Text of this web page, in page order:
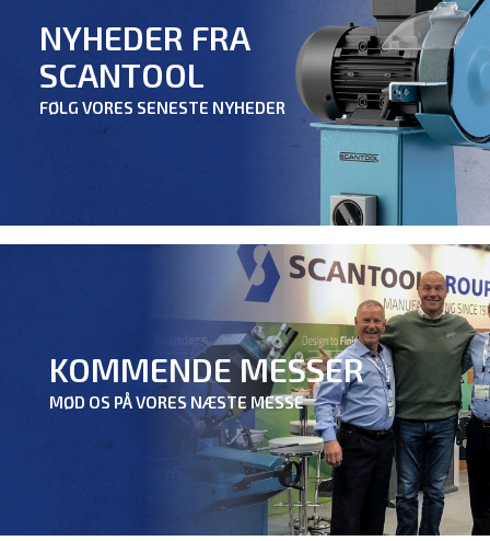
NYHEDER FRA
SCANTOOL
FØLG VORES SENESTE NYHEDER
KOMMENDE MESSER
MØD OS PÅ VORES NÆSTE MESSE